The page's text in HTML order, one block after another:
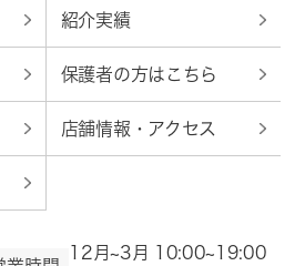
紹介実績
保護者の方はこちら
店舗情報・アクセス
12月~3月 10:00~19:00